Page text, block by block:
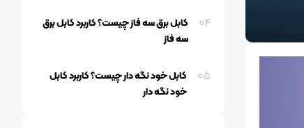
04
کابل برق سه فاز چیست؟ کاربرد کابل برق
سه فاز
05
کابل خود نگه دار چیست؟ کاربرد کابل
خود نگه دار